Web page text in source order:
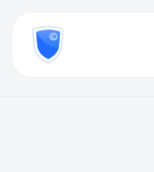
800
777-
81-Проверить